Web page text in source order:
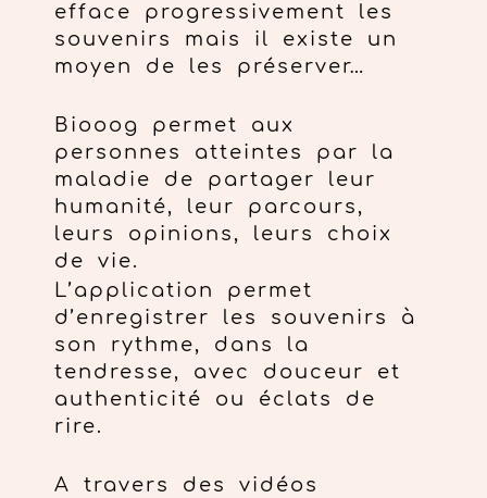
efface progressivement les
souvenirs mais il existe un
moyen de les préserver…
Biooog permet aux
personnes atteintes par la
maladie de partager leur
humanité, leur parcours,
leurs opinions, leurs choix
de vie.
L’application permet
d’enregistrer les souvenirs à
son rythme, dans la
tendresse, avec douceur et
authenticité ou éclats de
rire.
A travers des vidéos